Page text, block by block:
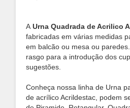
A Urna Quadrada de Acrilico
fabricadas em várias medidas
em balcão ou mesa ou
rasgo para a introdução dos
sugestões.
Conheça nossa linha de Urna
de acrílico Acrildestac, podem